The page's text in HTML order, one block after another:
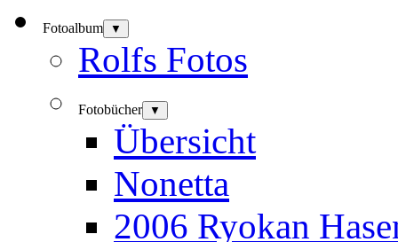
Fotoalbum ▼
Rolfs Fotos
Fotobücher ▼
Übersicht
Nonetta
2006 Ryokan